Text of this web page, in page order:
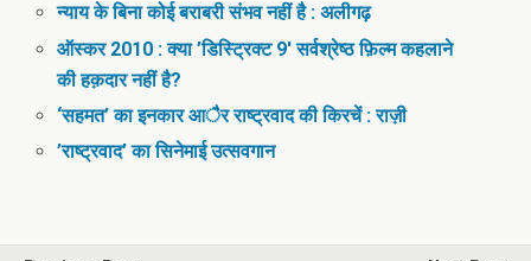
न्याय के बिना कोई बराबरी संभव नहीं है : अलीगढ़
ऑस्कर 2010 : क्या ’डिस्ट्रिक्ट 9′ सर्वश्रेष्ठ फ़िल्म कहलाने
की हक़दार नहीं है?
‘सहमत’ का इनकार आैर राष्ट्रवाद की किरचें : राज़ी
’राष्ट्रवाद’ का सिनेमाई उत्सवगान